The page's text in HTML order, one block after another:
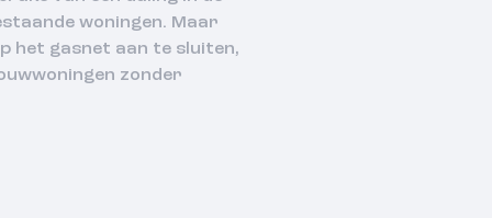
woningen. Maar
het gasnet aan te sluiten,
zonder